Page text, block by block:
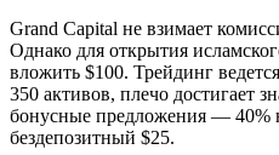
Grand Capital не взимает
Однако для открытия
вложить $100. Трейдинг
350 активов, плечо достигает
бонусные предложения — 40%
бездепозитный $25.